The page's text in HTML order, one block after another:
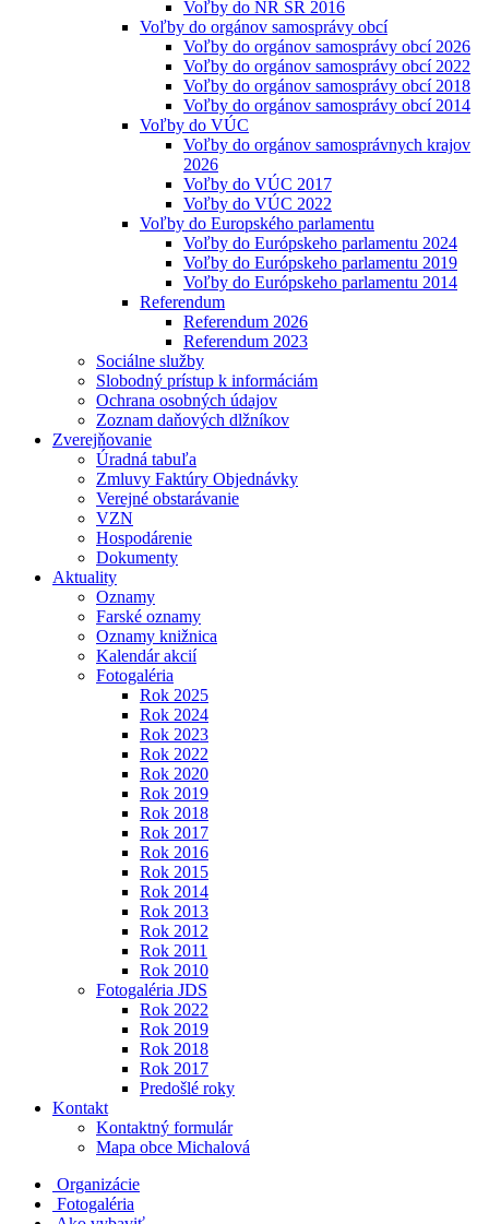
Voľby do NR SR 2016
Voľby do orgánov samosprávy obcí
Voľby do orgánov samosprávy obcí 2026
Voľby do orgánov samosprávy obcí 2022
Voľby do orgánov samosprávy obcí 2018
Voľby do orgánov samosprávy obcí 2014
Voľby do VÚC
Voľby do orgánov samosprávnych krajov
2026
Voľby do VÚC 2017
Voľby do VÚC 2022
Voľby do Europského parlamentu
Voľby do Európskeho parlamentu 2024
Voľby do Európskeho parlamentu 2019
Voľby do Európskeho parlamentu 2014
Referendum
Referendum 2026
Referendum 2023
Sociálne služby
Slobodný prístup k informáciám
Ochrana osobných údajov
Zoznam daňových dlžníkov
Zverejňovanie
Úradná tabuľa
Zmluvy Faktúry Objednávky
Verejné obstarávanie
VZN
Hospodárenie
Dokumenty
Aktuality
Oznamy
Farské oznamy
Oznamy knižnica
Kalendár akcií
Fotogaléria
Rok 2025
Rok 2024
Rok 2023
Rok 2022
Rok 2020
Rok 2019
Rok 2018
Rok 2017
Rok 2016
Rok 2015
Rok 2014
Rok 2013
Rok 2012
Rok 2011
Rok 2010
Fotogaléria JDS
Rok 2022
Rok 2019
Rok 2018
Rok 2017
Predošlé roky
Kontakt
Kontaktný formulár
Mapa obce Michalová
Organizácie
Fotogaléria